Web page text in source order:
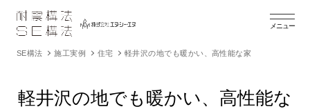
メニュー
SE構法 施工実例 住宅 軽井沢の地でも暖かい、高性能な家
軽井沢の地でも暖かい、高性能な